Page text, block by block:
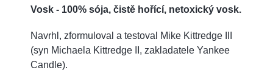
Vosk - 100% sója, čistě hořící, netoxický vosk.
Navrhl, zformuloval a testoval Mike Kittredge III
(syn Michaela Kittredge II, zakladatele Yankee
Candle).